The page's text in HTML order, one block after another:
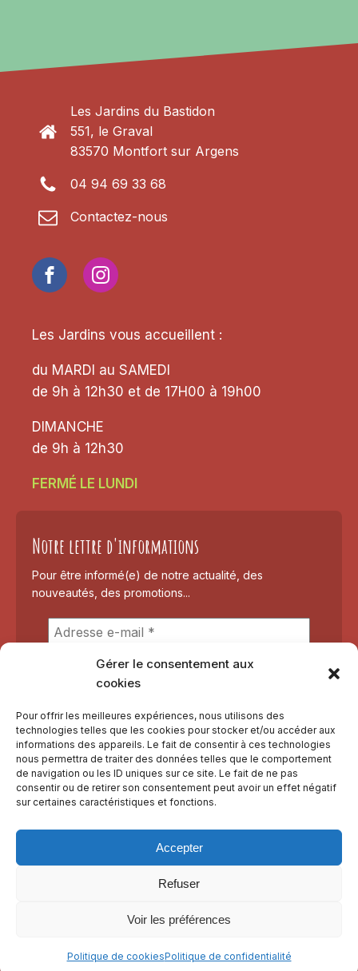
Gérer le consentement aux
cookies
Pour offrir les meilleures expériences, nous utilisons des
technologies telles que les cookies pour stocker et/ou accéder aux
informations des appareils. Le fait de consentir à ces technologies
nous permettra de traiter des données telles que le comportement
de navigation ou les ID uniques sur ce site. Le fait de ne pas
consentir ou de retirer son consentement peut avoir un effet négatif
sur certaines caractéristiques et fonctions.
Accepter
Refuser
Voir les préférences
Politique de cookiesPolitique de confidentialité
Les Jardins du Bastidon
551, le Graval
83570 Montfort sur Argens
04 94 69 33 68
Contactez-nous
Les Jardins vous accueillent :
du MARDI au SAMEDI
de 9h à 12h30 et de 17H00 à 19h00
DIMANCHE
de 9h à 12h30
FERMÉ LE LUNDI
Notre lettre d'informations
Pour être informé(e) de notre actualité, des
nouveautés, des promotions...
Nous faisons tout pour respecter votre vie privée et éviter le
© 2021-2026 | Les Jardins du Bastidon
confidentialité
cookies
légales
Horaires